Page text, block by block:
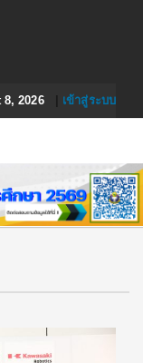
2026| เข้าสู่ระบบ